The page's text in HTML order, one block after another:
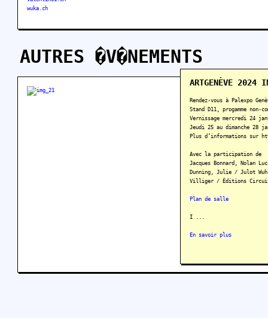
wuka.ch
AUTRES �V�NEMENTS
ARTGENÈVE 2024
Rendez-vous à Palexpo
Stand D11, progamme non-
Vernissage mercredi 24
Jeudi 25 au dimanche 28
Plus d’informations sur
Avec la participation de
Jacques Bonnard, Nolan
Dunning, Julie / Julot
Villiger / Éditions
Plan de salle
I ...
En savoir plus